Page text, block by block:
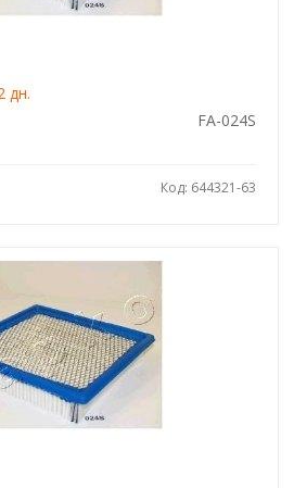
дн.
FA-024S
Код: 644321-63